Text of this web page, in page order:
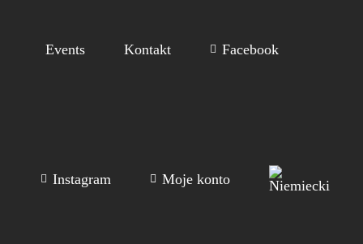
Events Kontakt Facebook
Instagram Moje konto